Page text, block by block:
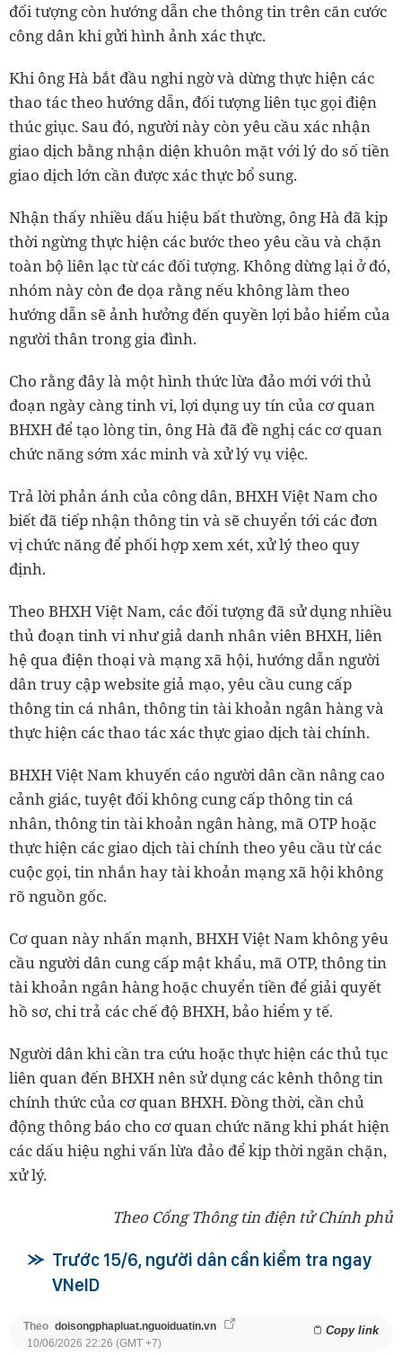
đối tượng còn hướng dẫn che thông tin trên căn cước
công dân khi gửi hình ảnh xác thực.
Khi ông Hà bắt đầu nghi ngờ và dừng thực hiện các
thao tác theo hướng dẫn, đối tượng liên tục gọi điện
thúc giục. Sau đó, người này còn yêu cầu xác nhận
giao dịch bằng nhận diện khuôn mặt với lý do số tiền
giao dịch lớn cần được xác thực bổ sung.
Nhận thấy nhiều dấu hiệu bất thường, ông Hà đã kịp
thời ngừng thực hiện các bước theo yêu cầu và chặn
toàn bộ liên lạc từ các đối tượng. Không dừng lại ở đó,
nhóm này còn đe dọa rằng nếu không làm theo
hướng dẫn sẽ ảnh hưởng đến quyền lợi bảo hiểm của
người thân trong gia đình.
Cho rằng đây là một hình thức lừa đảo mới với thủ
đoạn ngày càng tinh vi, lợi dụng uy tín của cơ quan
BHXH để tạo lòng tin, ông Hà đã đề nghị các cơ quan
chức năng sớm xác minh và xử lý vụ việc.
Trả lời phản ánh của công dân, BHXH Việt Nam cho
biết đã tiếp nhận thông tin và sẽ chuyển tới các đơn
vị chức năng để phối hợp xem xét, xử lý theo quy
định.
Theo BHXH Việt Nam, các đối tượng đã sử dụng nhiều
thủ đoạn tinh vi như giả danh nhân viên BHXH, liên
hệ qua điện thoại và mạng xã hội, hướng dẫn người
dân truy cập website giả mạo, yêu cầu cung cấp
thông tin cá nhân, thông tin tài khoản ngân hàng và
thực hiện các thao tác xác thực giao dịch tài chính.
BHXH Việt Nam khuyến cáo người dân cần nâng cao
cảnh giác, tuyệt đối không cung cấp thông tin cá
nhân, thông tin tài khoản ngân hàng, mã OTP hoặc
thực hiện các giao dịch tài chính theo yêu cầu từ các
cuộc gọi, tin nhắn hay tài khoản mạng xã hội không
rõ nguồn gốc.
Cơ quan này nhấn mạnh, BHXH Việt Nam không yêu
cầu người dân cung cấp mật khẩu, mã OTP, thông tin
tài khoản ngân hàng hoặc chuyển tiền để giải quyết
hồ sơ, chi trả các chế độ BHXH, bảo hiểm y tế.
Người dân khi cần tra cứu hoặc thực hiện các thủ tục
liên quan đến BHXH nên sử dụng các kênh thông tin
chính thức của cơ quan BHXH. Đồng thời, cần chủ
động thông báo cho cơ quan chức năng khi phát hiện
các dấu hiệu nghi vấn lừa đảo để kịp thời ngăn chặn,
xử lý.
Theo Cổng Thông tin điện tử Chính phủ
Trước 15/6, người dân cần kiểm tra ngay
VNeID
Theo doisongphapluat.nguoiduatin.vn Copy link
10/06/2026 22:26 (GMT +7)